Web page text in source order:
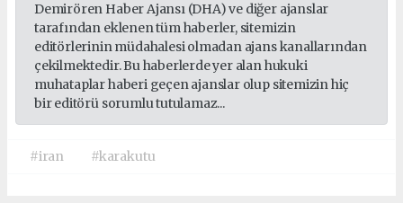
Demirören Haber Ajansı (DHA) ve diğer ajanslar
tarafından eklenen tüm haberler, sitemizin
editörlerinin müdahalesi olmadan ajans kanallarından
çekilmektedir. Bu haberlerde yer alan hukuki
muhataplar haberi geçen ajanslar olup sitemizin hiç
bir editörü sorumlu tutulamaz...
#iran #karakutu